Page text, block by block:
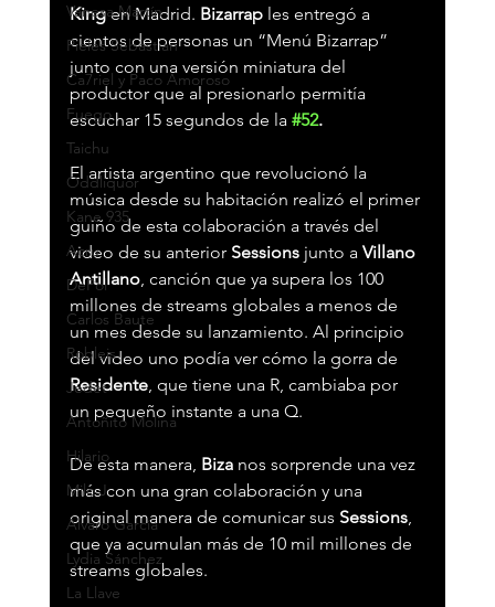
Vanesa Martín
Pieles Sebastian
Ca7riel y Paco Amoroso
Fuego
Taichu
Oddliquor
Kane 935
Acru
DePol
Carlos Baute
Robleis
Jedet
Antoñito Molina
Hilario
Milo J
Álvaro García
Lydia Sánchez
La Llave
King en Madrid. Bizarrap les entregó a
cientos de personas un “Menú Bizarrap”
junto con una versión miniatura del
productor que al presionarlo permitía
escuchar 15 segundos de la #52.
El artista argentino que revolucionó la
música desde su habitación realizó el primer
guiño de esta colaboración a través del
video de su anterior Sessions junto a Villano
Antillano, canción que ya supera los 100
millones de streams globales a menos de
un mes desde su lanzamiento. Al principio
del video uno podía ver cómo la gorra de
Residente, que tiene una R, cambiaba por
un pequeño instante a una Q.
De esta manera, Biza nos sorprende una vez
más con una gran colaboración y una
original manera de comunicar sus Sessions,
que ya acumulan más de 10 mil millones de
streams globales.